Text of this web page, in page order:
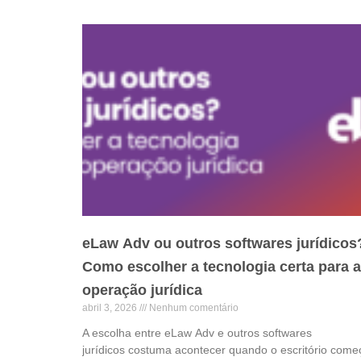
eLaw Adv ou outros softwares
Como escolher a tecnologia certa para a
operação jurídica
abril 3, 2026 Nenhum comentário
A escolha entre eLaw Adv e outros softwares
jurídicos costuma acontecer quando o escritório